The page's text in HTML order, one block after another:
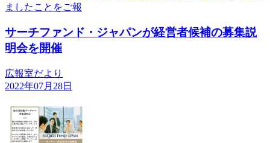
ましたことをご報
サーチファンド・ジャパンが経営者候補の募集説
明会を開催
広報室だより
2022年07月28日